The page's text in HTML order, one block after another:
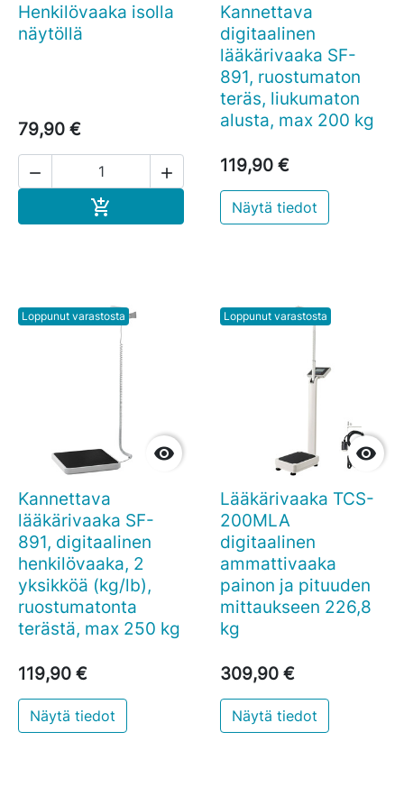
Henkilövaaka isolla
näytöllä
79,90 €
 

Kannettava
digitaalinen
lääkärivaaka SF-
891, ruostumaton
teräs, liukumaton
alusta, max 200 kg
119,90 €
Näytä tiedot
Loppunut varastosta

Kannettava
lääkärivaaka SF-
891, digitaalinen
henkilövaaka, 2
yksikköä (kg/lb),
ruostumatonta
terästä, max 250 kg
119,90 €
Näytä tiedot
Loppunut varastosta

Lääkärivaaka TCS-
200MLA
digitaalinen
ammattivaaka
painon ja pituuden
mittaukseen 226,8
kg
309,90 €
Näytä tiedot